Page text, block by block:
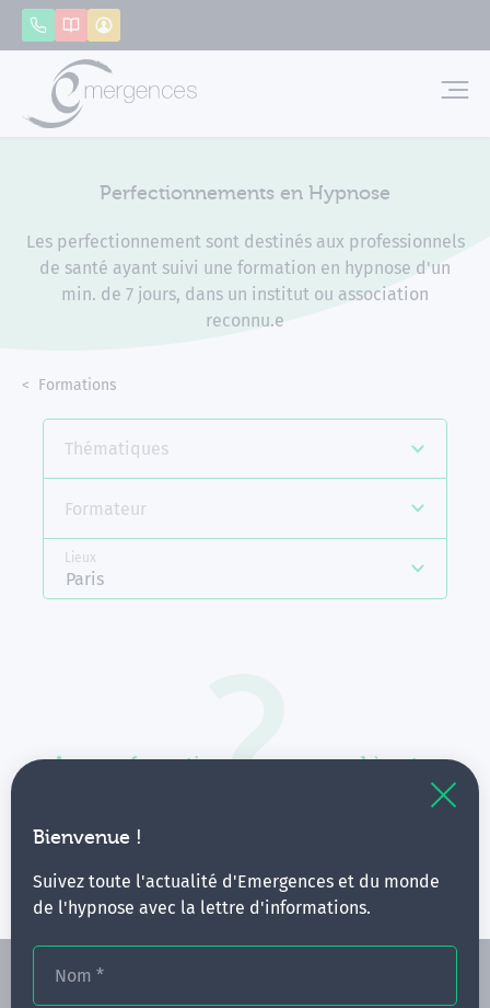
Bienvenue !
Suivez toute l'actualité d'Emergences et du monde
de l'hypnose avec la lettre d'informations.
Nom *
AppelerCatalogue
Perfectionnements en Hypnose
Les perfectionnement sont destinés aux professionnels
de santé ayant suivi une formation en hypnose d'un
min. de 7 jours, dans un institut ou association
reconnu.e
Accueil
Formations
Thématiques
Formateur
Lieux
Paris
Aucune formation ne correspond à votre
Vous pouvez renouveler votre requête en élargissant
Panneau de gestion des cookies